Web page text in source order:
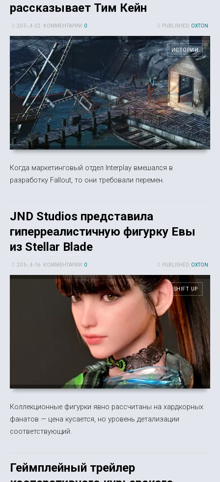
рассказывает Тим Кейн
PUBLISHED: OXTON
20 5-, 4-22 КОММЕНТАРИИ: 0
ИСТОРИИ
Когда маркетинговый отдел Interplay вмешался в
разработку Fallout, то они требовали перемен.
JND Studios представила
гиперреалистичную фигурку Евы
из Stellar Blade
PUBLISHED: OXTON
20 5-, 4-16 КОММЕНТАРИИ: 0
SHIFT UP
Коллекционные фигурки явно рассчитаны на хардкорных
фанатов — цена кусается, но уровень детализации
соответствующий.
Геймплейный трейлер